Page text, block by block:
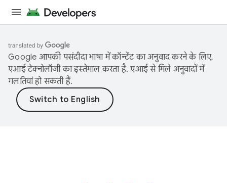
Google आपकी पसंदीदा भाषा में कॉन्टेंट का अनुवाद करने के लिए,
एआई टेक्नोलॉजी का इस्तेमाल करता है. एआई से मिले अनुवादों में
गलतियां हो सकती हैं.